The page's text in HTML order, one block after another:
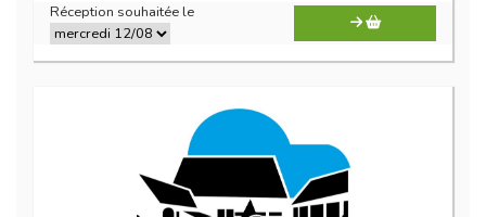
Réception souhaitée le